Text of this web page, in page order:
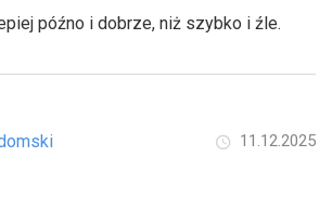
późno i dobrze, niż szybko i źle.
11.12.2025